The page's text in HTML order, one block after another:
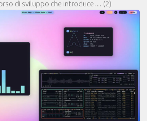
di sviluppo che introduce… (2)